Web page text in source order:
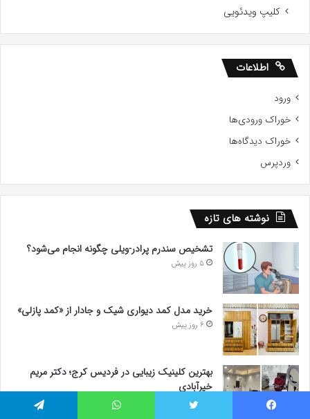
کلیپ ویدئویی
اطلاعات
ورود
خوراک ورودی‌ها
خوراک دیدگاه‌ها
وردپرس
نوشته های تازه
تشخیص سندرم پرادر-ویلی چگونه انجام می‌شود؟
5 روز پیش
خرید مدل کمد دیواری شیک و جادار از «کمد پازلی»
6 روز پیش
بهترین کلینیک زیبایی در فردیس کرج؛ دکتر مریم
خیرآبادی